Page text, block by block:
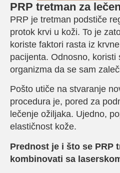
PRP tretman za
PRP je tretman podstiče
protok krvi u koži. To je
koriste faktori rasta iz
pacijenta. Odnosno, koristi
organizma da se sam
Pošto utiče na stvaranje
procedura je, pored za
lečenje ožiljaka. Ujedno,
elastičnost kože.
Prednost je i što se PRP
kombinovati sa